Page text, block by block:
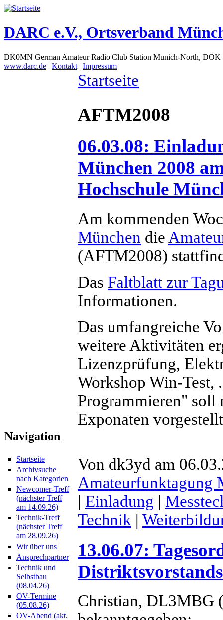
DARC e.V., Ortsverband
DK0MN German Amateur Radio Club Station Munich-North,
www.darc.de | Kontakt | Impressum
Navigation
Startseite
Archivsuche
nach Kategorien
Newcomer-Treff
(nächster Treff
am 14.09.26)
Technik-Treff
(nächster Treff
am 28.09.26)
Wir über uns
Ansprechpartner
Technik und
Selbstbau
(08.04.26)
OV-Termine
(05.08.26)
OV-Abend (akt.
Startseite
AFTM2008
06.03.08:
München 2008
Hochschule
Am kommenden
München die
(AFTM2008)
Das Faltblatt zur
Informationen.
Das umfangreiche
weitere Aktivitäten
Lizenzprüfung,
Workshop Win-Test,
Programmieren" soll
Exponaten
Von dk3yd am
Amateurfunktagung
| Einladung |
Technik |
13.06.07:
Christian, DL3MBG